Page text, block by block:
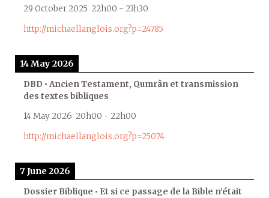
29 October 2025 22h00 - 23h30
http://michaellanglois.org?p=24785
14 May 2026
DBD • Ancien Testament, Qumrân et transmission
des textes bibliques
14 May 2026 20h00 - 22h00
http://michaellanglois.org?p=25074
7 June 2026
Dossier Biblique • Et si ce passage de la Bible n’était